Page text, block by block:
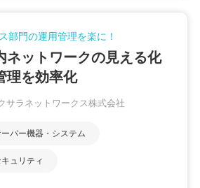
部門の運用管理を楽に！
ネットワークの見える化
理を効率化
サラネットワークス株式会社
バー機器・システム
キュリティ